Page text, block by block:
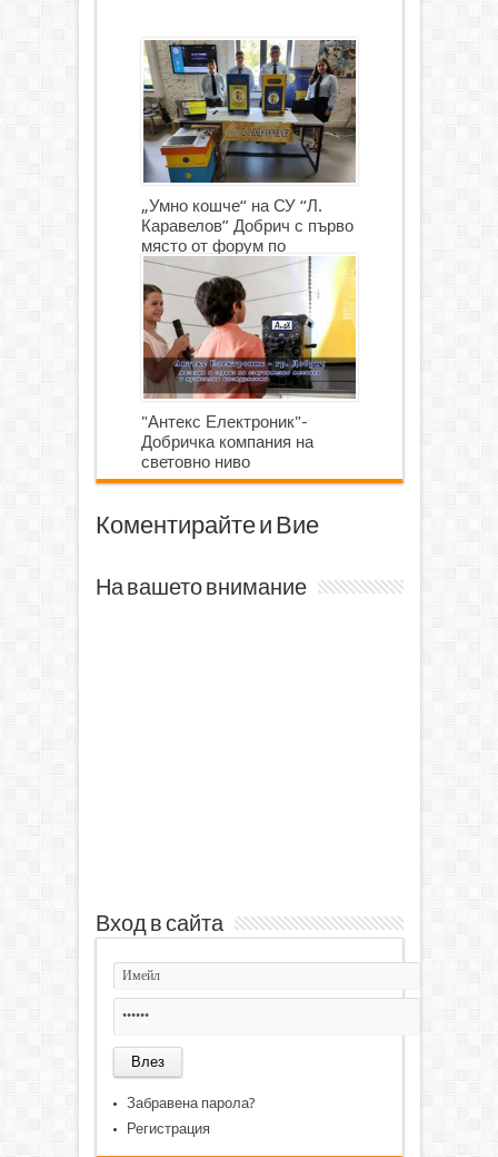
„Умно кошче“ на СУ “Л.
Каравелов” Добрич с първо
място от форум по
роботика
"Антекс Електроник"-
Добричка компания на
световно ниво
Коментирайте и Вие
На вашето внимание
Вход в сайта
Забравена парола?
Регистрация